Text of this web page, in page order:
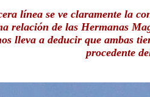
línea se ve claramente la
relación de las Hermanas
lleva a deducir que ambas
procedente